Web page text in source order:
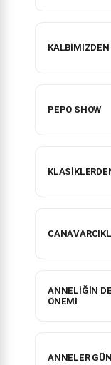
KALBİMİZDEN
PEPO SHOW
ANNELİĞİN
ÖNEMİ
ANNELER